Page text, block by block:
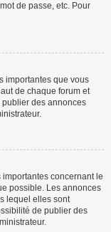
de passe, etc. Pour
importantes que vous
de chaque forum et
publier des annonces
concernant le
possible. Les annonces
lequel elles sont
de publier des